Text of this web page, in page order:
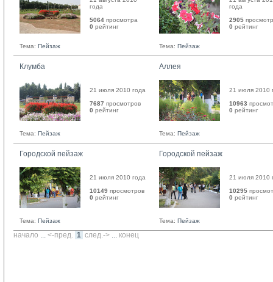
года
5064 просмотра
0 рейтинг
Тема: Пейзаж
года
2905
0 рейтинг
Тема: Пейзаж
Клумба
21 июля 2010 года
7687 просмотров
0 рейтинг
Тема: Пейзаж
Аллея
21 июля 2010
10963
0 рейтинг
Тема: Пейзаж
Городской пейзаж
21 июля 2010 года
10149 просмотров
0 рейтинг
Тема: Пейзаж
Городской пейзаж
21 июля 2010
10295
0 рейтинг
Тема: Пейзаж
начало ... <-пред. 1 след.-> ... конец